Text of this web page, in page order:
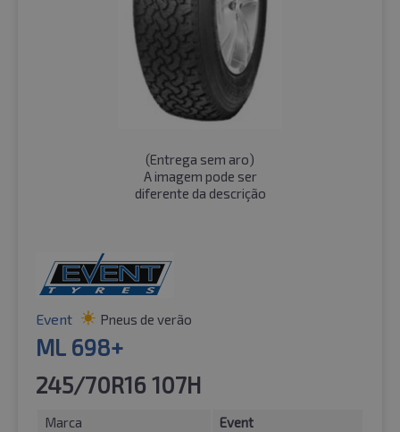
(Entrega sem aro)
A imagem pode ser
diferente da descrição
Event Pneus de verão
ML 698+
245/70R16 107H
Marca Event